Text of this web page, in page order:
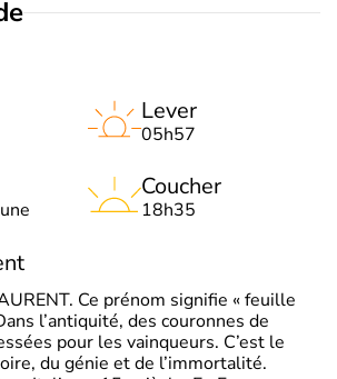
Lever
05h57
Coucher
18h35
Ce prénom signifie « feuille
l’antiquité, des couronnes de
pour les vainqueurs. C’est le
du génie et de l’immortalité.